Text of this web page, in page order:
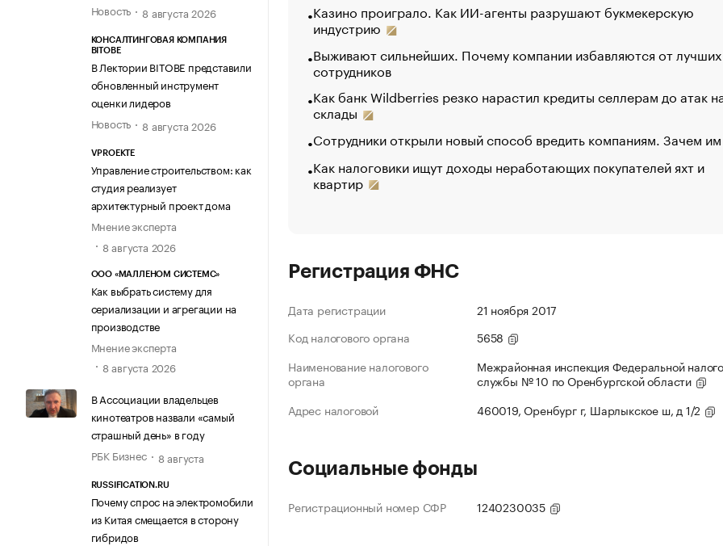
Новость
8 августа 2026
КОНСАЛТИНГОВАЯ КОМПАНИЯ
BITOBE
В Лектории BITOBE представили
обновленный инструмент
оценки лидеров
Новость
8 августа 2026
VPROEKTE
Управление строительством: как
студия реализует
архитектурный проект дома
Мнение эксперта
8 августа 2026
ООО «МАЛЛЕНОМ СИСТЕМС»
Как выбрать систему для
сериализации и агрегации на
производстве
Мнение эксперта
8 августа 2026
В Ассоциации владельцев
кинотеатров назвали «самый
страшный день» в году
РБК Бизнес
8 августа
RUSSIFICATION.RU
Почему спрос на электромобили
из Китая смещается в сторону
гибридов
Казино проиграло. Как ИИ-агенты разрушают букмекерскую
индустрию
Выживают сильнейших. Почему компании избавляются от лучших
сотрудников
Как банк Wildberries резко нарастил кредиты селлерам до атак
склады
Сотрудники открыли новый способ вредить компаниям. Зачем
Как налоговики ищут доходы неработающих покупателей яхт и
квартир
Регистрация ФНС
Дата регистрации
21 ноября 2017
Код налогового органа
5658
Наименование налогового
органа
Межрайонная инспекция Федеральной
службы № 10 по Оренбургской области
Адрес налоговой
460019, Оренбург г, Шарлыкское ш, д 1/2
Социальные фонды
Регистрационный номер СФР 1240230035